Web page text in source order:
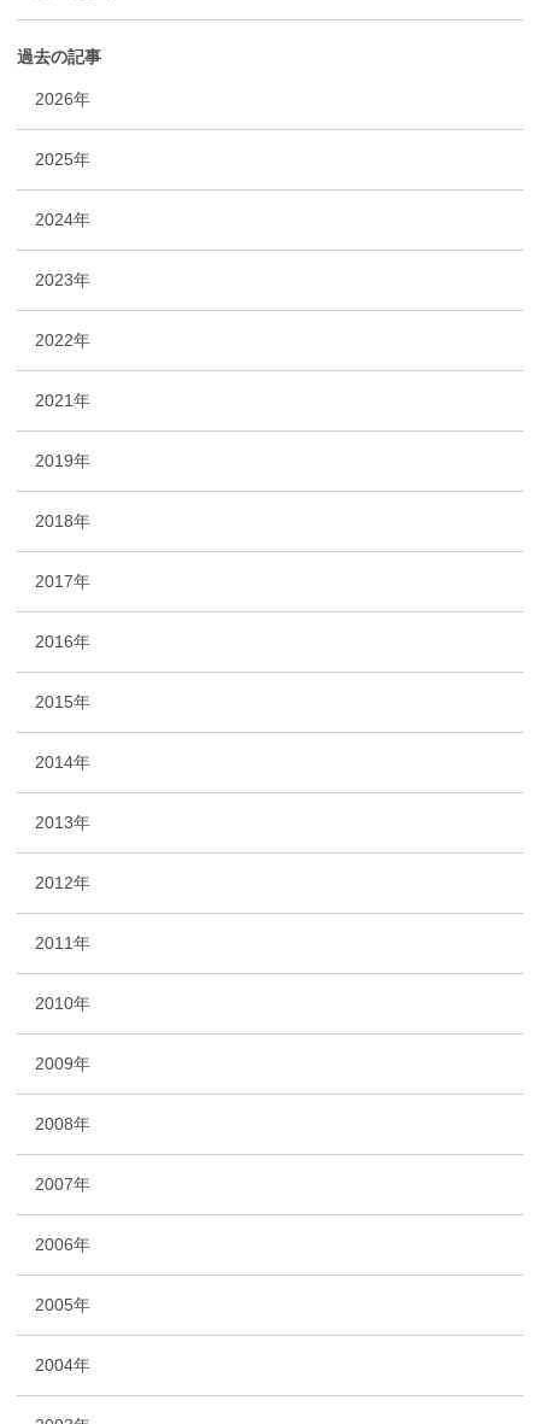
過去の記事
2026年
2025年
2024年
2023年
2022年
2021年
2019年
2018年
2017年
2016年
2015年
2014年
2013年
2012年
2011年
2010年
2009年
2008年
2007年
2006年
2005年
2004年